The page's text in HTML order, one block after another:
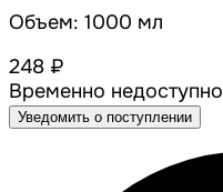
Объем: 1000 мл
248 ₽
Временно недоступно
Уведомить о поступлении